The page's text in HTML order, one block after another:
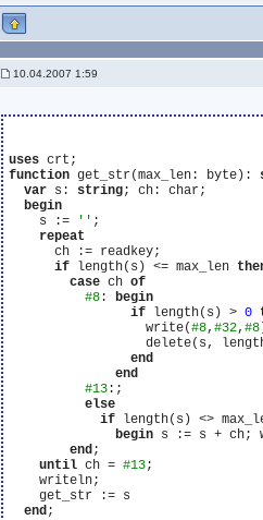
10.04.2007 1:59
uses
function get_str(max_len: byte):
var s: string; ch: char;
begin
    s :=
'' ;
repeat
      ch := readkey;
if length(s) <= max_len
case ch of
#8 : begin
if length(s) > 0
                  write(
#8,#32,#8
delete(s,
end
end
#13 :;
else
if length(s) <>
begin s := s + ch;
end;
until ch = #13;
    writeln;
    get_str := s
end;